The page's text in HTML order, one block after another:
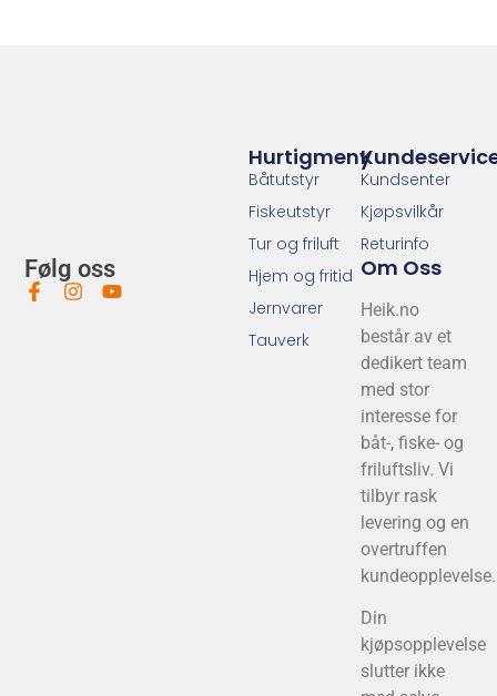
Følg oss
Kundsenter
Kjøpsvilkår
Returinfo
Om Oss
Heik.no
består av et
dedikert team
med stor
interesse for
båt-, fiske- og
friluftsliv. Vi
tilbyr rask
levering og en
overtruffen
kundeopplevelse.
Din
kjøpsopplevelse
slutter ikke
Hurtigmeny
Båtutstyr
Fiskeutstyr
Tur og friluft
Hjem og fritid
Jernvarer
Tauverk